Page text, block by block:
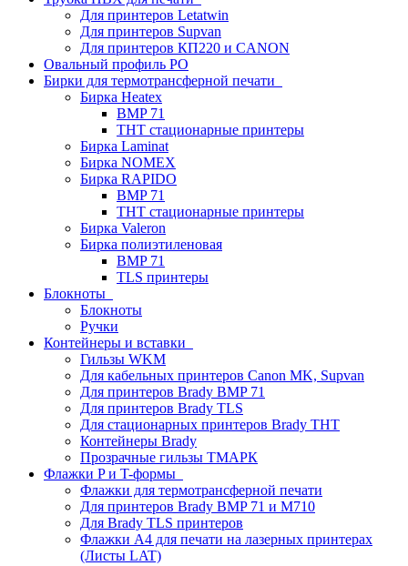
Для принтеров Letatwin
Для принтеров Supvan
Для принтеров КП220 и CANON
Овальный профиль PO
Бирки для термотрансферной печати
Бирка Heatex
BMP 71
THT стационарные принтеры
Бирка Laminat
Бирка NOMEX
Бирка RAPIDO
BMP 71
THT стационарные принтеры
Бирка Valeron
Бирка полиэтиленовая
BMP 71
TLS принтеры
Блокноты
Блокноты
Ручки
Контейнеры и вставки
Гильзы WKM
Для кабельных принтеров Canon MK, Supvan
Для принтеров Brady BMP 71
Для принтеров Brady TLS
Для стационарных принтеров Brady THT
Контейнеры Brady
Прозрачные гильзы ТМАРК
Флажки P и T-формы
Флажки для термотрансферной печати
Для принтеров Brady BMP 71 и M710
Для Brady TLS принтеров
Флажки A4 для печати на лазерных принтерах
(Листы LAT)